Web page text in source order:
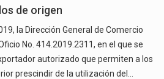
de origen
la Dirección General de Comercio
No. 414.2019.2311, en el que se
autorizado que permiten a los
prescindir de la utilización del…